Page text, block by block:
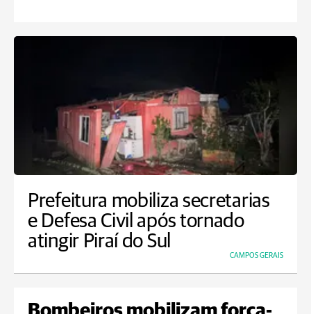
Prefeitura mobiliza secretarias
e Defesa Civil após tornado
atingir Piraí do Sul
CAMPOS GERAIS